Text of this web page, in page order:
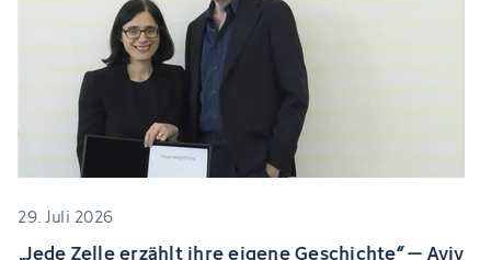
29. Juli 2026
„Jede Zelle erzählt ihre eigene Geschichte“ – Aviv